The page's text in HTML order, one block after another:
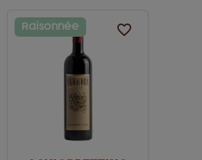
favorite_border
Raisonnée